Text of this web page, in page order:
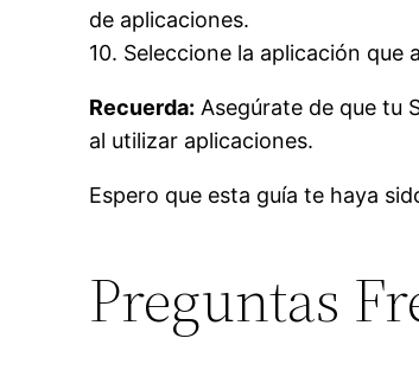
de aplicaciones.
10. Seleccione la aplicación que
Recuerda: Asegúrate de que tu
al utilizar aplicaciones.
Espero que esta guía te haya
Preguntas